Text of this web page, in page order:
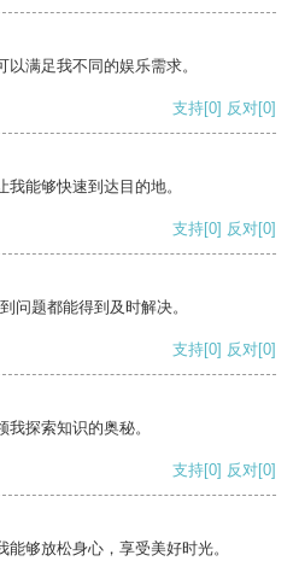
满足我不同的娱乐需求。
支持[0] 反对[0]
能够快速到达目的地。
支持[0] 反对[0]
问题都能得到及时解决。
支持[0] 反对[0]
探索知识的奥秘。
支持[0] 反对[0]
够放松身心，享受美好时光。